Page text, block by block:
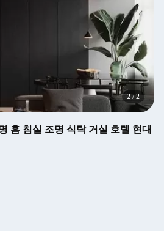
2/2
홈 침실 조명 식탁 거실 호텔 현대